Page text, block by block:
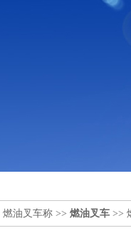
燃油叉车称 >> 燃油叉车 >>